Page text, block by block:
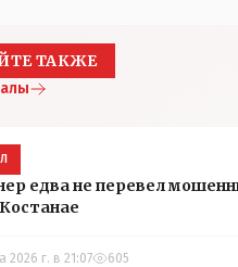
ТАКЖЕ
едва не перевел
2026 г. в 21:07 605